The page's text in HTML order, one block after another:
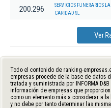
200.296
SERVICIOS FUNERARIOS LA
CARIDAD SL
Ver
Todo el contenido de ranking-
empresas procede de la base de datos
tratada y suministrada por INFORMA
información de empresas que
como un elemento más a considerar a
y no debe por tanto determinar las